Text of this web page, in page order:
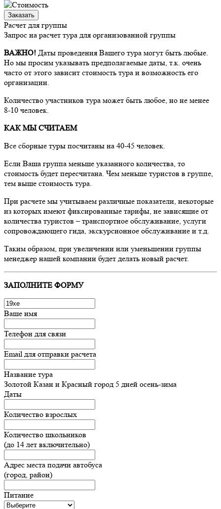
Заказать
Расчет для группы
Запрос на расчет тура для организованной группы
ВАЖНО! Даты проведения Вашего тура могут быть любые.
Но мы просим указывать предполагаемые даты, т.к. очень
часто от этого зависит стоимость тура и возможность его
организации.
Количество участников тура может быть любое, но не менее
8-10 человек.
КАК МЫ СЧИТАЕМ
Все сборные туры посчитаны на 40-45 человек.
Если Ваша группа меньше указанного количества, то
стоимость будет пересчитана. Чем меньше туристов в группе,
тем выше стоимость тура.
При расчете мы учитываем различные показатели, некоторые
из которых имеют фиксированные тарифы, не зависящие от
количества туристов – транспортное обслуживание, услуги
сопровождающего гида, экскурсионное обслуживание и т.д.
Таким образом, при увеличении или уменьшении группы
менеджер нашей компании будет делать новый расчет.
ЗАПОЛНИТЕ ФОРМУ
Ваше имя
Телефон для связи
Email для отправки расчета
Название тура
Золотой Казан и Красный город 5 дней осень-зима
Даты
Количество взрослых
Количество школьников
(до 14 лет включительно)
Адрес места подачи автобуса
(город, район)
Питание